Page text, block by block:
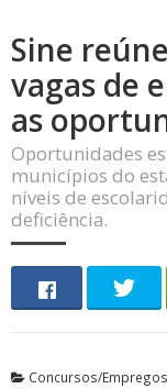
Sine
vagas de
as
Oportunidades
municípios do
níveis de
deficiência.
Concursos/Empregos